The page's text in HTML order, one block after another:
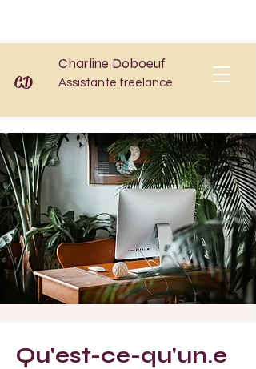
CD
Charline Doboeuf
Assistante freelance
Qu'est-ce-qu'un.e